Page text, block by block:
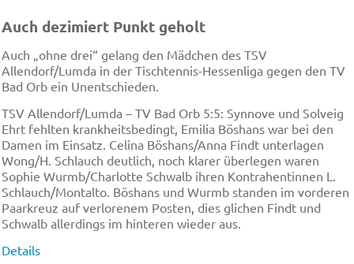
Auch dezimiert Punkt geholt
Auch „ohne drei“ gelang den Mädchen des TSV
Allendorf/Lumda in der Tischtennis-Hessenliga gegen den TV
Bad Orb ein Unentschieden.
TSV Allendorf/Lumda – TV Bad Orb 5:5: Synnove und Solveig
Ehrt fehlten krankheitsbedingt, Emilia Böshans war bei den
Damen im Einsatz. Celina Böshans/Anna Findt unterlagen
Wong/H. Schlauch deutlich, noch klarer überlegen waren
Sophie Wurmb/Charlotte Schwalb ihren Kontrahentinnen L.
Schlauch/Montalto. Böshans und Wurmb standen im vorderen
Paarkreuz auf verlorenem Posten, dies glichen Findt und
Schwalb allerdings im hinteren wieder aus.
Details